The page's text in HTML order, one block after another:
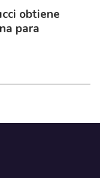
obtiene
para